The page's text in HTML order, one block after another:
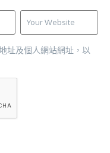
址及個人網站網址，以